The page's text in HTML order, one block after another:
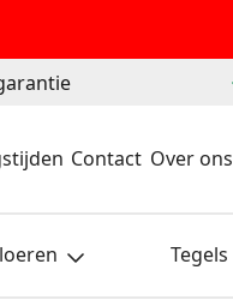
Contact Over ons
Tegels